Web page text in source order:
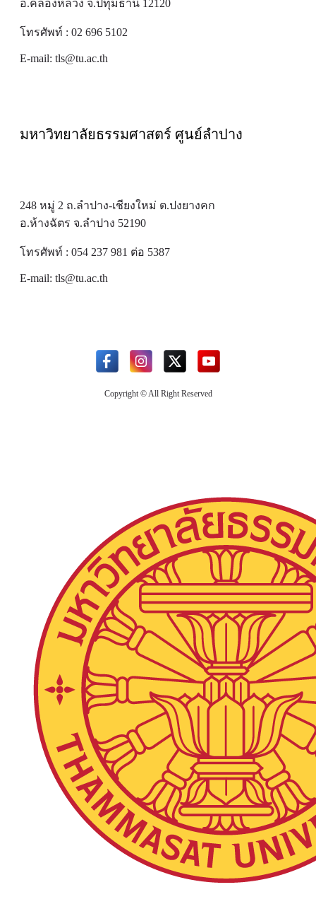
อ.คลองหลวง จ.ปทุมธานี 12120
โทรศัพท์ : 02 696 5102
E-mail: tls@tu.ac.th
มหาวิทยาลัยธรรมศาสตร์ ศูนย์ลำปาง
248 หมู่ 2 ถ.ลำปาง-เชียงใหม่ ต.ปงยางคก
อ.ห้างฉัตร จ.ลำปาง 52190
โทรศัพท์ : 054 237 981 ต่อ 5387
E-mail: tls@tu.ac.th
Copyright © All Right Reserved